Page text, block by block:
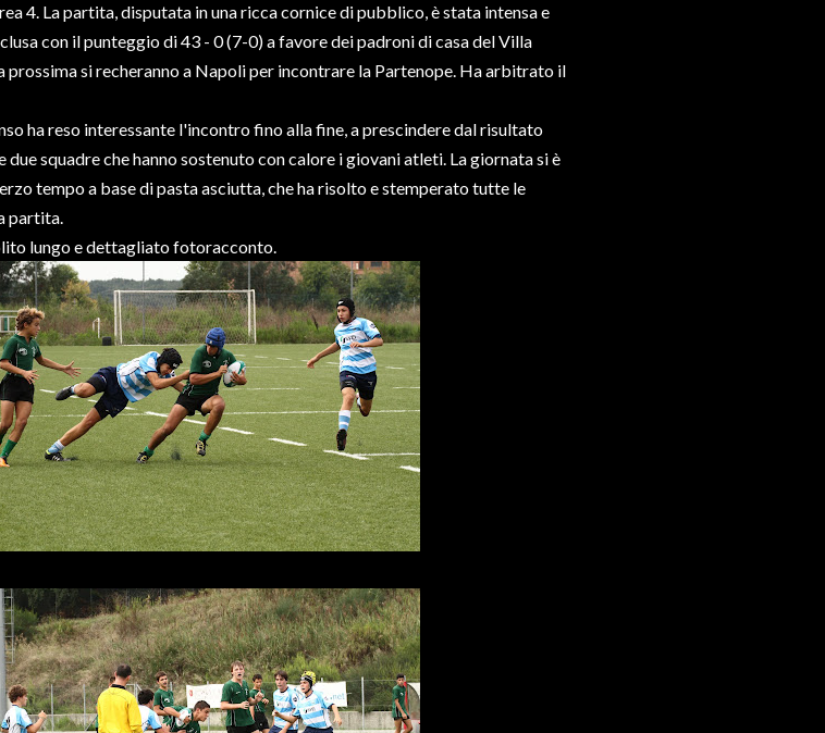
4. La partita, disputata in una ricca cornice di pubblico, è stata intensa e
con il punteggio di 43 - 0 (7-0) a favore dei padroni di casa del Villa
prossima si recheranno a Napoli per incontrare la Partenope. Ha arbitrato il
ha reso interessante l'incontro fino alla fine, a prescindere dal risultato
squadre che hanno sostenuto con calore i giovani atleti. La giornata si è
tempo a base di pasta asciutta, che ha risolto e stemperato tutte le
partita.
lungo e dettagliato fotoracconto.